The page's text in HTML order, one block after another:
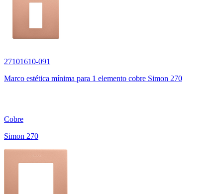
27101610-091
Marco estética mínima para 1 elemento cobre Simon 270
Cobre
Simon 270